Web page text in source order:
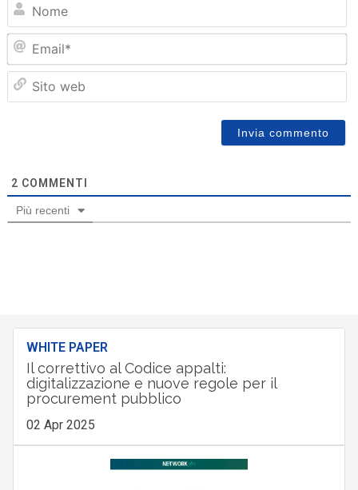
2 COMMENTI
Più recenti
WHITE PAPER
Il correttivo al Codice appalti:
digitalizzazione e nuove regole per il
procurement pubblico
02 Apr 2025